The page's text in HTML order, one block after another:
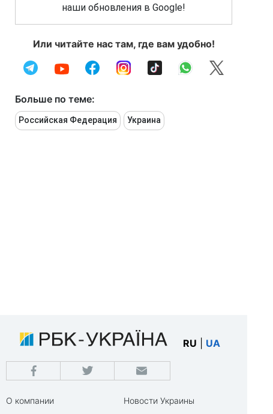
наши обновления в Google!
Или читайте нас там, где вам удобно!
Больше по теме:
Российская Федерация Украина
RU UA
О компании
Новости Украины